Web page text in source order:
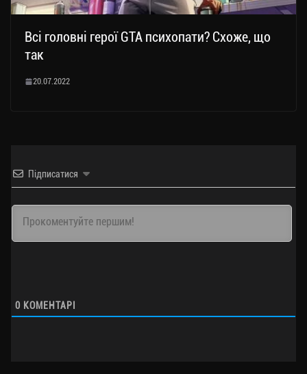
Всі головні герої GTA психопати? Схоже, що
так
20.07.2022
Підписатися
0 КОМЕНТАРІ